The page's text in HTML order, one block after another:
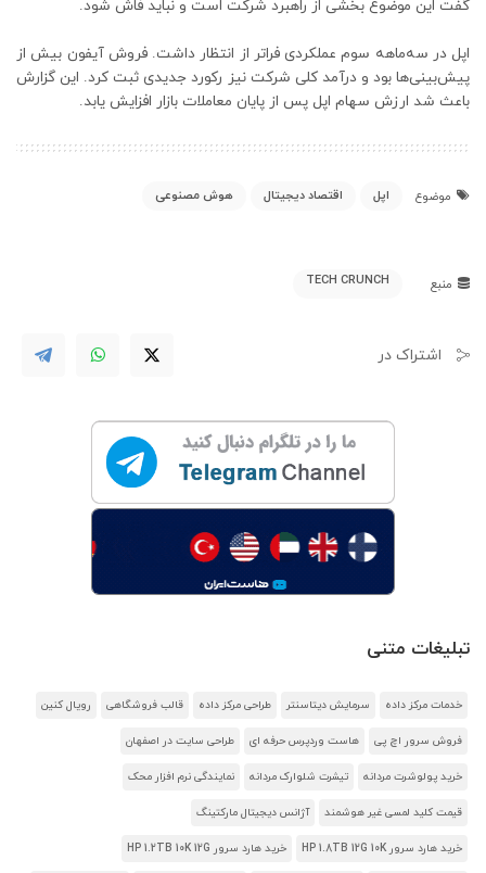
گفت این موضوع بخشی از راهبرد شرکت است و نباید فاش شود.
اپل در سه‌ماهه سوم عملکردی فراتر از انتظار داشت. فروش آیفون بیش از
پیش‌بینی‌ها بود و درآمد کلی شرکت نیز رکورد جدیدی ثبت کرد. این گزارش
باعث شد ارزش سهام اپل پس از پایان معاملات بازار افزایش یابد.
موضوع اپل اقتصاد دیجیتال هوش مصنوعی
منبع TECH CRUNCH
اشتراک در
تبلیغات متنی
خدمات مرکز داده سرمایش دیتاسنتر طراحی مرکز داده قالب فروشگاهی رویال کنین
فروش سرور اچ پی هاست وردپرس حرفه ای طراحی سایت در اصفهان
خرید پولوشرت مردانه تیشرت شلوارک مردانه نمایندگی نرم افزار محک
قیمت کلید لمسی غیر هوشمند آژانس دیجیتال مارکتینگ
خرید هارد سرور HP 1.8TB 12G 10K خرید هارد سرور HP 1.2TB 10K 12G